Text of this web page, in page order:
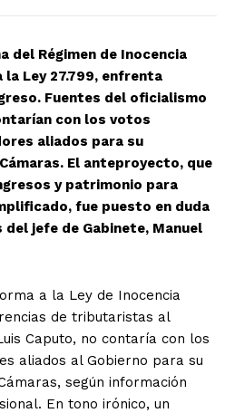
del Régimen de Inocencia
Ley 27.799, enfrenta
Fuentes del oficialismo
con los votos
aliados para su
El anteproyecto, que
y patrimonio para
fue puesto en duda
jefe de Gabinete, Manuel
a la Ley de Inocencia
de tributaristas al
Caputo, no contaría con los
aliados al Gobierno para su
según información
En tono irónico, un